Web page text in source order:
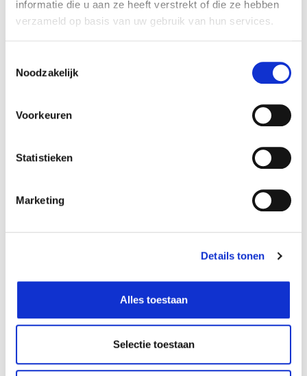
informatie die u aan ze heeft verstrekt of die ze hebben
verzameld op basis van uw gebruik van hun services.
Noodzakelijk
Voorkeuren
Statistieken
Marketing
Details tonen
Alles toestaan
Selectie toestaan
€32,99
€26,99 €21,99